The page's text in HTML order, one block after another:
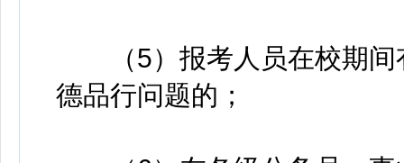
（5）报考人员在校期间
德品行问题的；